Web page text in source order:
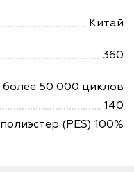
Китай
360
более 50 000 циклов
140
полиэстер (PES) 100%